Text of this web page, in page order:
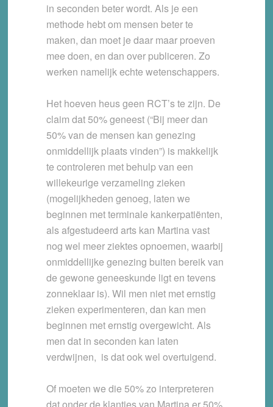
in seconden beter wordt. Als je een
methode hebt om mensen beter te
maken, dan moet je daar maar proeven
mee doen, en dan over publiceren. Zo
werken namelijk echte wetenschappers.
Het hoeven heus geen RCT’s te zijn. De
claim dat 50% geneest (“Bij meer dan
50% van de mensen kan genezing
onmiddellijk plaats vinden”) is makkelijk
te controleren met behulp van een
willekeurige verzameling zieken
(mogelijkheden genoeg, laten we
beginnen met terminale kankerpatiënten,
als afgestudeerd arts kan Martina vast
nog wel meer ziektes opnoemen, waarbij
onmiddellijke genezing buiten bereik van
de gewone geneeskunde ligt en tevens
zonneklaar is). Wil men niet met ernstig
zieken experimenteren, dan kan men
beginnen met ernstig overgewicht. Als
men dat in seconden kan laten
verdwijnen, is dat ook wel overtuigend.
Of moeten we die 50% zo interpreteren
dat onder de klantjes van Martina er 50%